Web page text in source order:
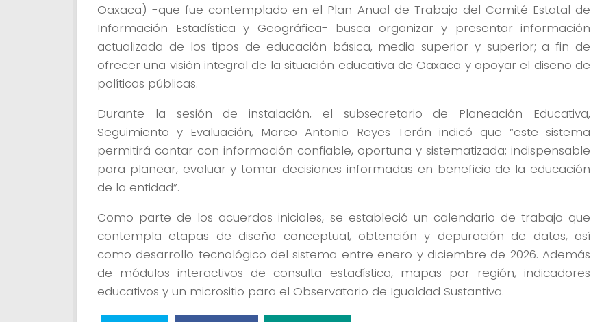
Oaxaca) -que fue contemplado en el Plan Anual de Trabajo del Comité Estatal de
Información Estadística y Geográfica- busca organizar y presentar información
actualizada de los tipos de educación básica, media superior y superior; a fin de
ofrecer una visión integral de la situación educativa de Oaxaca y apoyar el diseño de
políticas públicas.
Durante la sesión de instalación, el subsecretario de Planeación Educativa,
Seguimiento y Evaluación, Marco Antonio Reyes Terán indicó que “este sistema
permitirá contar con información confiable, oportuna y sistematizada; indispensable
para planear, evaluar y tomar decisiones informadas en beneficio de la educación
de la entidad”.
Como parte de los acuerdos iniciales, se estableció un calendario de trabajo que
contempla etapas de diseño conceptual, obtención y depuración de datos, así
como desarrollo tecnológico del sistema entre enero y diciembre de 2026. Además
de módulos interactivos de consulta estadística, mapas por región, indicadores
educativos y un micrositio para el Observatorio de Igualdad Sustantiva.